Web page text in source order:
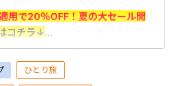
用で20％OFF！夏の大セール開
コチラ↓
さい＞
分が対象です。＜申込期間：
ひとり旅